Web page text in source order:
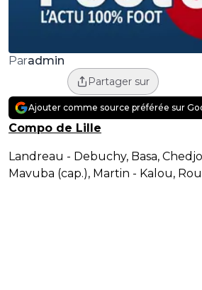
Paradmin
Partager sur
Ajouter comme source préférée sur
Compo de Lille
Landreau - Debuchy, Basa,
Mavuba (cap.), Martin - Kalou,